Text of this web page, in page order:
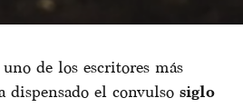
de los escritores más
dispensado el convulso siglo